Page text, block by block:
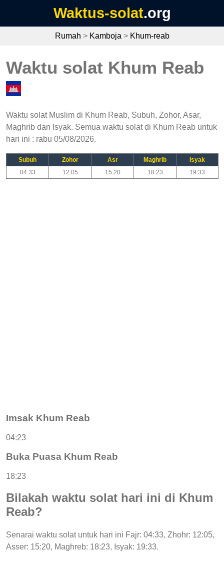
Waktus-solat.org
Rumah > Kamboja > Khum-reab
Waktu solat Khum Reab
Waktu solat Muslim di Khum Reab, Subuh, Zohor, Asar,
Maghrib dan Isyak. Semua waktu solat di Khum Reab untuk
hari ini : rabu 05/08/2026.
Subuh Zohor Asr Maghrib
Isyak
04:33
12:05 15:20 18:23 19:33
Imsak Khum Reab
04:23
Buka Puasa Khum Reab
18:23
Bilakah waktu solat hari ini di Khum
Reab?
Senarai waktu solat untuk hari ini Fajr: 04:33, Zhohr: 12:05,
Asser: 15:20, Maghreb: 18:23, Isyak: 19:33.